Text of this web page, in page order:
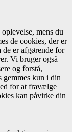
mens du
de cookies, der er
de er afgørende for
Vi bruger også
og forstå,
gemmes kun i din
for at fravælge
kan påvirke din